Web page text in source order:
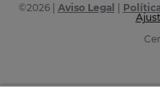
©2026| Aviso Legal